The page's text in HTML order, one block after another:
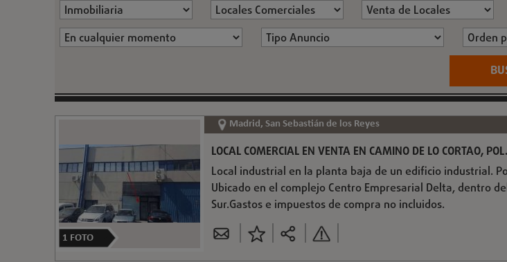
Madrid, San Sebastián de los Reyes
LOCAL COMERCIAL EN VENTA EN CAMINO DE LO CORTAO,
Local industrial en la planta baja de un edificio industrial.
Ubicado en el complejo Centro Empresarial Delta, dentro
Sur.Gastos e impuestos de compra no incluidos.
1 FOTO